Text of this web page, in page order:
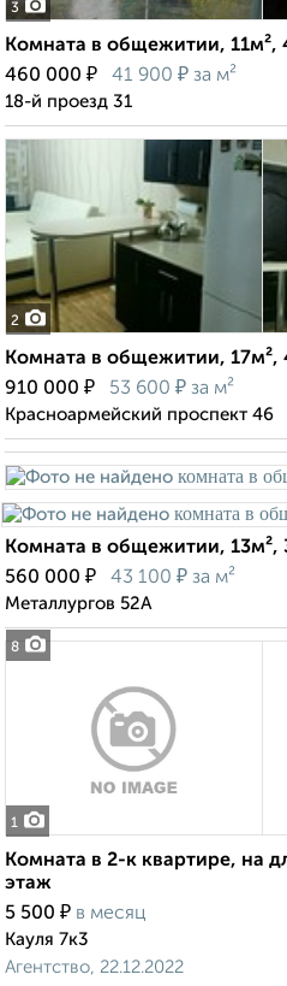
3
Комната в общежитии, 11м²,
460 000 ₽ 41 900 ₽ за м²
18-й проезд 31
2
Комната в общежитии, 17м²,
910 000 ₽ 53 600 ₽ за м²
Красноармейский проспект 46
8
Комната в общежитии, 13м²,
560 000 ₽ 43 100 ₽ за м²
Металлургов 52А
1
Комната в 2-к квартире, на
этаж
5 500 ₽ в месяц
Кауля 7к3
Агентство, 22.12.2022